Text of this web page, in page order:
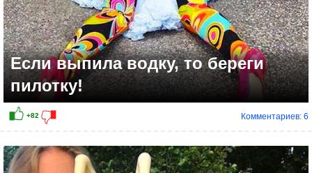
Если выпила водку, то береги
пилотку!
Комментариев: 6